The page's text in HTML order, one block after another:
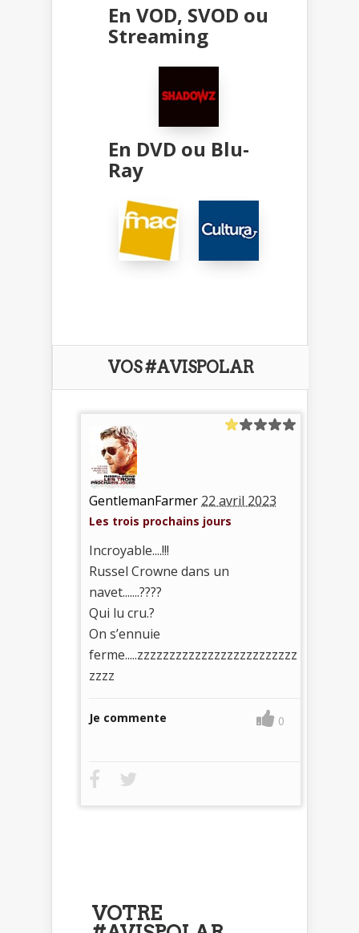
En VOD, SVOD ou
Streaming
En DVD ou Blu-
Ray
VOS #AVISPOLAR
GentlemanFarmer 22 avril 2023
Les trois prochains jours
Incroyable....!!!
Russel Crowne dans un
navet.......????
Qui lu cru.?
On s’ennuie
ferme.....zzzzzzzzzzzzzzzzzzzzzzzzz
zzzz
Je commente 0
VOTRE